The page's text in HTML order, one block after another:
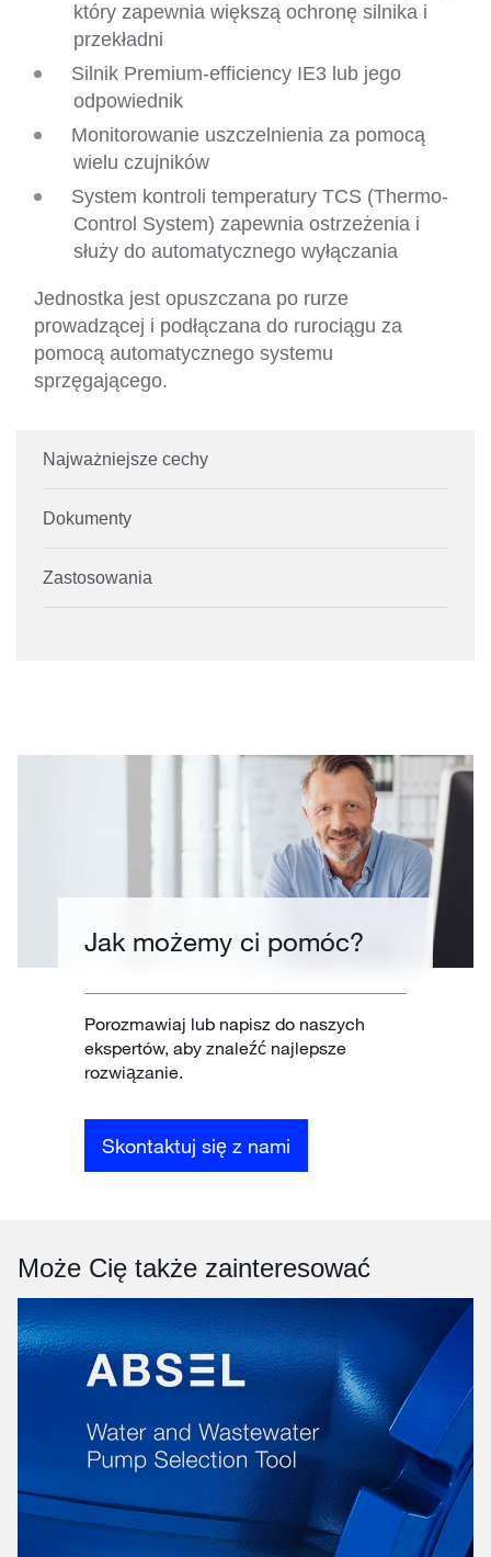
który zapewnia większą ochronę silnika i
przekładni
Silnik Premium-efficiency IE3 lub jego
odpowiednik
Monitorowanie uszczelnienia za pomocą
wielu czujników
System kontroli temperatury TCS (Thermo-
Control System) zapewnia ostrzeżenia i
służy do automatycznego wyłączania
Jednostka jest opuszczana po rurze
prowadzącej i podłączana do rurociągu za
pomocą automatycznego systemu
sprzęgającego.
Najważniejsze cechy
Dokumenty
Zastosowania
Jak możemy ci pomóc?
Porozmawiaj lub napisz do naszych
ekspertów, aby znaleźć najlepsze
rozwiązanie.
Skontaktuj się z nami
Może Cię także zainteresować